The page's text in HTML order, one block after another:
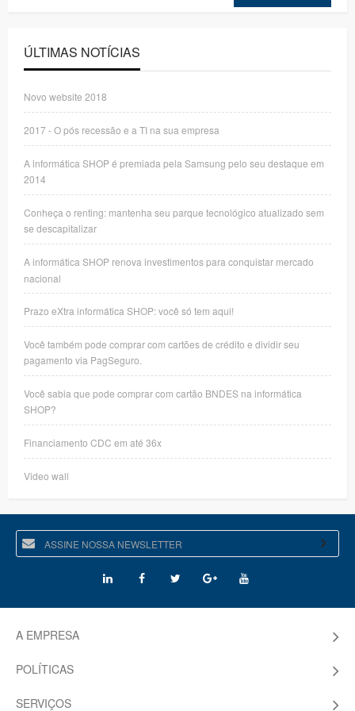
ÚLTIMAS NOTÍCIAS
Novo website 2018
2017 - O pós recessão e a TI na sua empresa
A informática SHOP é premiada pela Samsung pelo seu destaque em
2014
Conheça o renting: mantenha seu parque tecnológico atualizado sem
se descapitalizar
A informática SHOP renova investimentos para conquistar mercado
nacional
Prazo eXtra informática SHOP: você só tem aqui!
Você também pode comprar com cartões de crédito e dividir seu
pagamento via PagSeguro.
Você sabia que pode comprar com cartão BNDES na informática
SHOP?
Financiamento CDC em até 36x
Video wall
A EMPRESA
POLÍTICAS
SERVIÇOS